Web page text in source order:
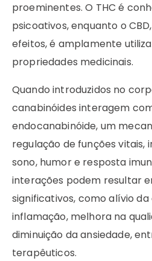
proeminentes. O THC é
psicoativos, enquanto o
efeitos, é amplamente
propriedades medicinais.
Quando introduzidos no
canabinóides interagem
endocanabinóide, um
regulação de funções vitais,
sono, humor e resposta
interações podem resultar
significativos, como alívio
inflamação, melhora na
diminuição da ansiedade,
terapêuticos.